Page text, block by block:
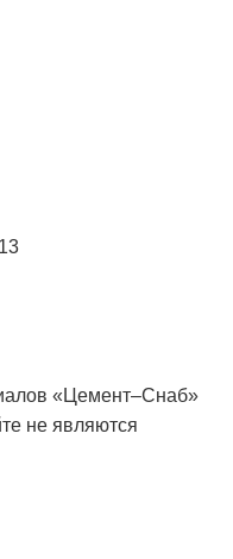
«Цемент–Снаб»
не являются